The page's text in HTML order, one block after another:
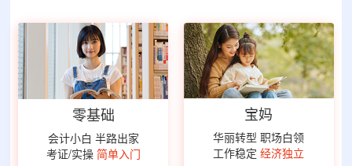
零基础
会计小白 半路出家
考证/实操 简单入门
宝妈
华丽转型 职场白领
工作稳定经济独立